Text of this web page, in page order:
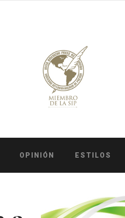
OPINIÓN ESTILOS